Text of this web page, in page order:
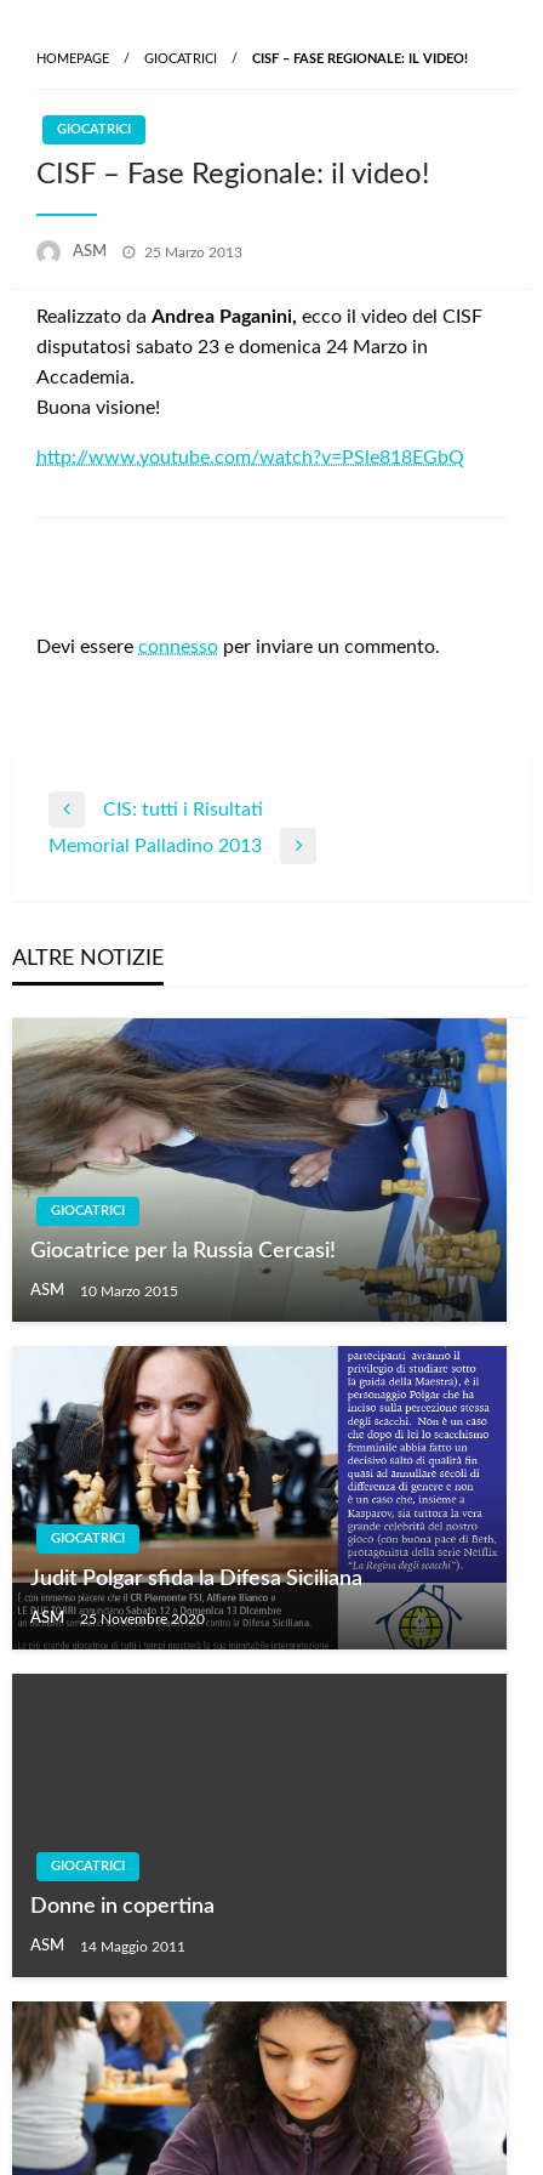
HOMEPAGE GIOCATRICI CISF – FASE REGIONALE: IL VIDEO!
GIOCATRICI
CISF – Fase Regionale: il video!
ASM
Posted
25 Marzo 2013
Realizzato da Andrea Paganini, ecco il video del CISF
disputatosi sabato 23 e domenica 24 Marzo in
Accademia.
Buona visione!
http://www.youtube.com/watch?v=PSle818EGbQ
Devi essere connesso per inviare un commento.
Navigazione
articoli
Previous
Post
CIS: tutti i Risultati
Next
Memorial Palladino 2013
ALTRE NOTIZIE
GIOCATRICI
Giocatrice per la Russia Cercasi!
ASM 10 Marzo 2015
GIOCATRICI
Judit Polgar sfida la Difesa Siciliana
ASM 25 Novembre 2020
GIOCATRICI
Donne in copertina
ASM 14 Maggio 2011